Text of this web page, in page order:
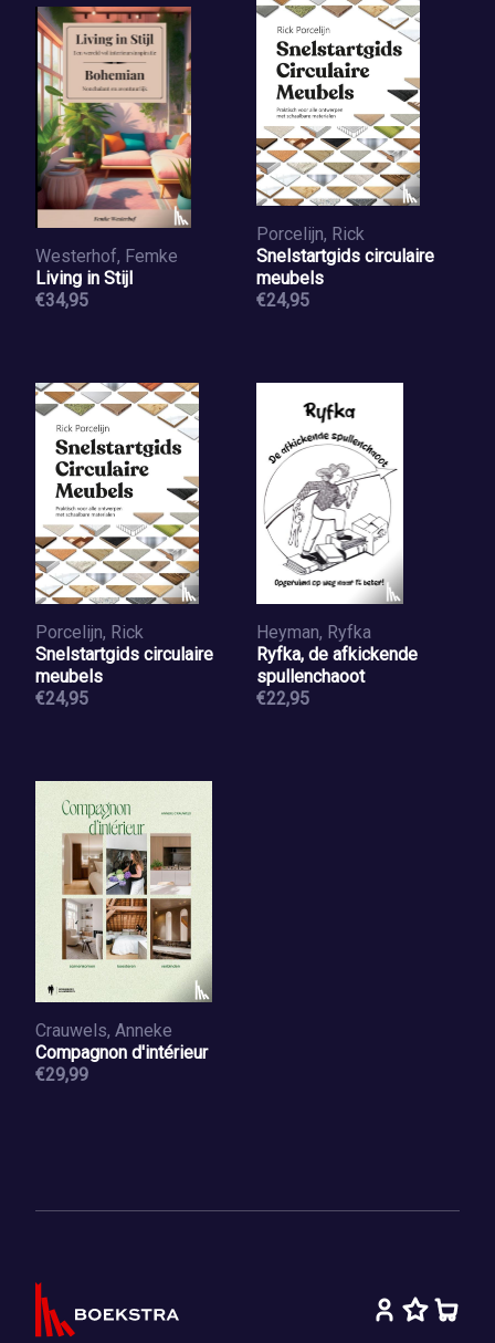
Westerhof, Femke
Living in Stijl
€34,95
Porcelijn, Rick
Snelstartgids circulaire
meubels
€24,95
Porcelijn, Rick
Snelstartgids circulaire
meubels
€24,95
Heyman, Ryfka
Ryfka, de afkickende
spullenchaoot
€22,95
Crauwels, Anneke
Compagnon d'intérieur
€29,99